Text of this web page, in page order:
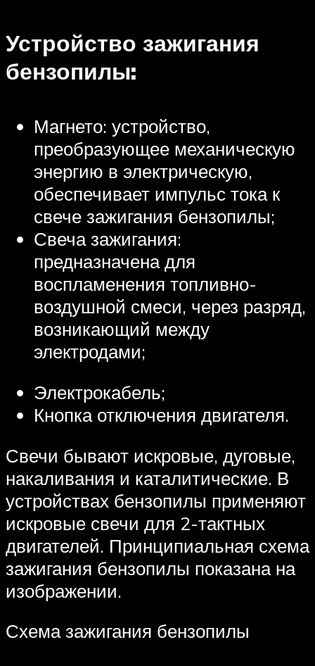
Устройство зажигания
бензопилы:
Магнето: устройство,
преобразующее механическую
энергию в электрическую,
обеспечивает импульс тока к
свече зажигания бензопилы;
Свеча зажигания:
предназначена для
воспламенения топливно-
воздушной смеси, через разряд,
возникающий между
электродами;
Электрокабель;
Кнопка отключения двигателя.
Свечи бывают искровые, дуговые,
накаливания и каталитические. В
устройствах бензопилы применяют
искровые свечи для 2-тактных
двигателей. Принципиальная схема
зажигания бензопилы показана на
изображении.
Схема зажигания бензопилы